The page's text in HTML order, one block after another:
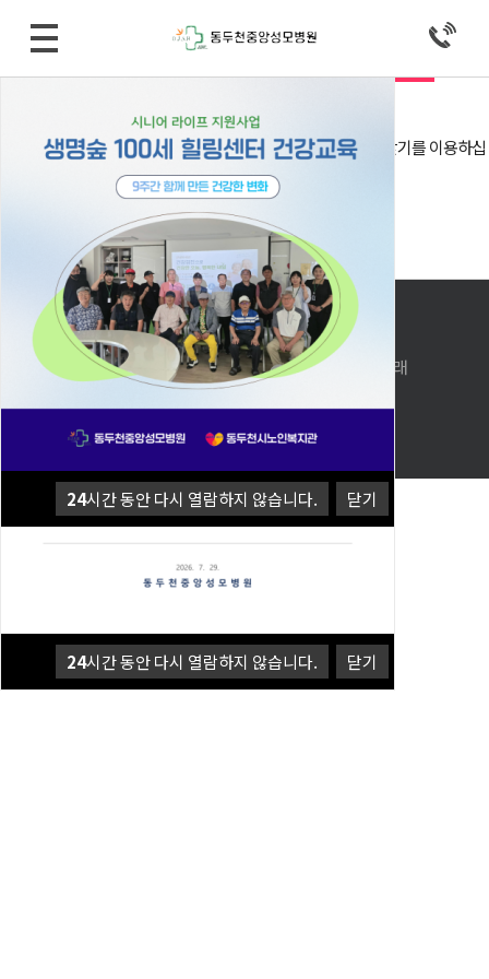
24시간 동안 다시 열람하지 않습니다. 닫기
24시간 동안 다시 열람하지 않습니다. 닫기
로그인
회원아이디 및 비밀번호가 기억 안나실 때는 아이디/비밀번호 찾기를 이용하십
아직 회원이 아니시라면 회원으로 가입 후 이용해 주십시오.
아이디 비밀번호 찾기
메인으로 돌아가기
PC버전으로 보기
상호: 동두천중앙성모병원 │대표자 : 윤석진, 조황래
사업자번호 : 127-91-27170
주소: 경기도 동두천시 동광로 53(생연동)